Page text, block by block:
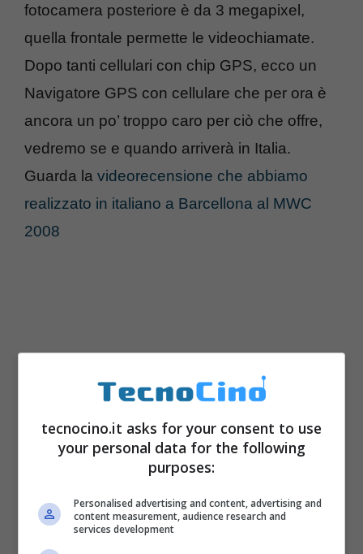
fotocamera posteriore è da 3 megapixel,
quella frontale permette le videochiamate.
Dopo tanti cellulari con chip GPS, ecco un
Navigatore GPS con cellulare che per ora è
ancora un po’ troppo caro per ciò che offre,
vedremo se e quando arriverà in Italia.
Guarda la videorecensione che abbiamo
realizzato in italiano a Barcellona al MWC
2008
tecnocino.it asks for your consent to use
your personal data for the following
purposes:
Personalised advertising and content, advertising and
content measurement, audience research and
services development